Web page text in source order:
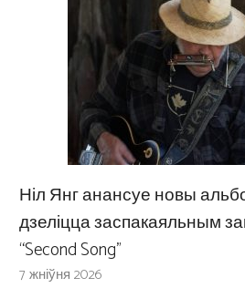
Ніл Янг анансуе новы
дзеліцца заспакаяльным
“Second Song”
7 жніўня 2026